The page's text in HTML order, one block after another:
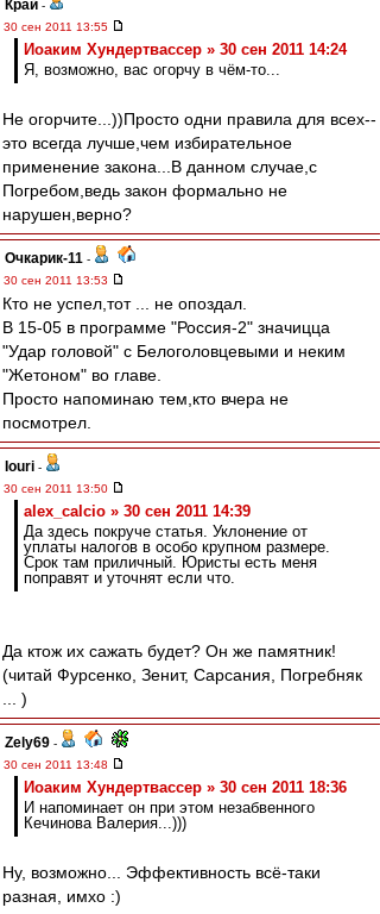
Край -
30 сен 2011 13:55
Иоаким Хундертвассер » 30 сен 2011 14:24
Я, возможно, вас огорчу в чём-то...
Не огорчите...))Просто одни правила для всех--
это всегда лучше,чем избирательное
применение закона...В данном случае,с
Погребом,ведь закон формально не
нарушен,верно?
Очкарик-11 -
30 сен 2011 13:53
Кто не успел,тот ... не опоздал.
В 15-05 в программе "Россия-2" значицца
"Удар головой" с Белоголовцевыми и неким
"Жетоном" во главе.
Просто напоминаю тем,кто вчера не
посмотрел.
Iouri -
30 сен 2011 13:50
alex_calcio » 30 сен 2011 14:39
Да здесь покруче статья. Уклонение от
уплаты налогов в особо крупном размере.
Срок там приличный. Юристы есть меня
поправят и уточнят если что.
Да ктож их сажать будет? Он же памятник!
(читай Фурсенко, Зенит, Сарсания, Погребняк
... )
Zely69 -
30 сен 2011 13:48
Иоаким Хундертвассер » 30 сен 2011 18:36
И напоминает он при этом незабвенного
Кечинова Валерия...)))
Ну, возможно... Эффективность всё-таки
разная, имхо :)